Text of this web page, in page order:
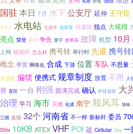
国驻 本日 7月 水下公安厅 延伸 王守臣
业简介 水电站 元器件 值班室 信通部 指点 大规模
亮点 荣登 获得 争先 寰宇 效率高 故障 机型 10月
上网 锁相环 怎么样 携号转 举行时 先退 携号
概念 带宽 网络化 合成 下游 位置 车队 不思量
永远性 偏馈 便携式 规章制度 放置 不用 人
替 盲区 一台 刚强 圆满完成 确认 科技创新 大
治理 学习 海市 灾难 化成 南宁 顺风耳 场地
三国 县级 32个 河南省 不一样 新标杆 委员
Strix 10KB ATEX VHF POI 运 Cellular One 一